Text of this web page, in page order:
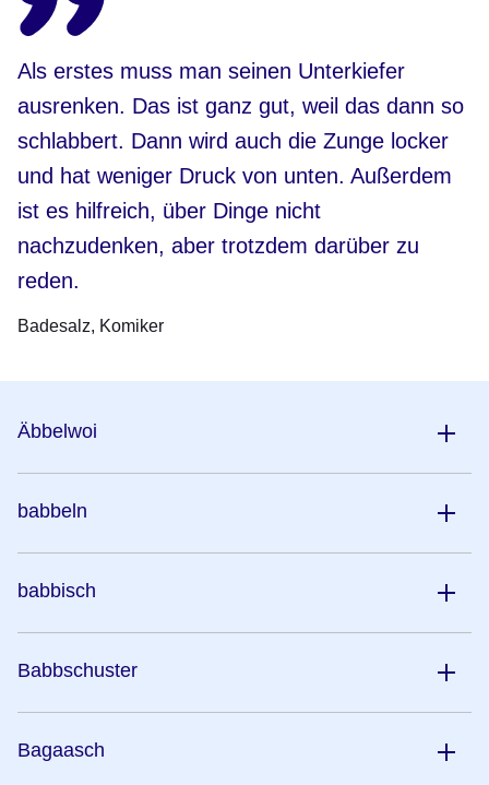
Als erstes muss man seinen Unterkiefer
ausrenken. Das ist ganz gut, weil das dann so
schlabbert. Dann wird auch die Zunge locker
und hat weniger Druck von unten. Außerdem
ist es hilfreich, über Dinge nicht
nachzudenken, aber trotzdem darüber zu
reden.
Badesalz Komiker
Äbbelwoi
babbeln
babbisch
Babbschuster
Bagaasch